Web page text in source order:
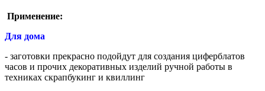
Применение:
Для дома
- заготовки прекрасно подойдут для создания циферблатов
часов и прочих декоративных изделий ручной работы в
техниках скрапбукинг и квиллинг